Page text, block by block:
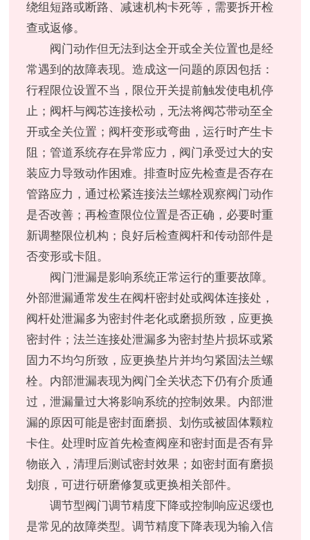
绕组短路或断路、减速机构卡死等，需要拆开检
查或返修。
阀门动作但无法到达全开或全关位置也是经
常遇到的故障表现。造成这一问题的原因包括：
行程限位设置不当，限位开关提前触发使电机停
止；阀杆与阀芯连接松动，无法将阀芯带动至全
开或全关位置；阀杆变形或弯曲，运行时产生卡
阻；管道系统存在异常应力，阀门承受过大的安
装应力导致动作困难。排查时应先检查是否存在
管路应力，通过松紧连接法兰螺栓观察阀门动作
是否改善；再检查限位位置是否正确，必要时重
新调整限位机构；良好后检查阀杆和传动部件是
否变形或卡阻。
阀门泄漏是影响系统正常运行的重要故障。
外部泄漏通常发生在阀杆密封处或阀体连接处，
阀杆处泄漏多为密封件老化或磨损所致，应更换
密封件；法兰连接处泄漏多为密封垫片损坏或紧
固力不均匀所致，应更换垫片并均匀紧固法兰螺
栓。内部泄漏表现为阀门全关状态下仍有介质通
过，泄漏量过大将影响系统的控制效果。内部泄
漏的原因可能是密封面磨损、划伤或被固体颗粒
卡住。处理时应首先检查阀座和密封面是否有异
物嵌入，清理后测试密封效果；如密封面有磨损
划痕，可进行研磨修复或更换相关部件。
调节型阀门调节精度下降或控制响应迟缓也
是常见的故障类型。调节精度下降表现为输入信